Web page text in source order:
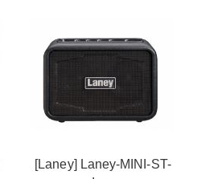
[Laney] Laney-MINI-ST-